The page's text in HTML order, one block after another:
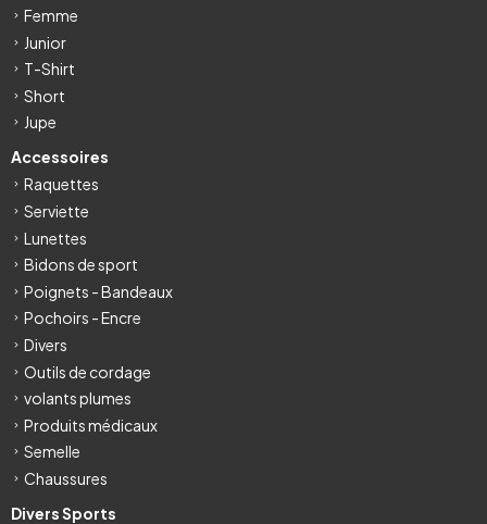
Femme
Junior
T-Shirt
Short
Jupe
Accessoires
Raquettes
Serviette
Lunettes
Bidons de sport
Poignets - Bandeaux
Pochoirs - Encre
Divers
Outils de cordage
volants plumes
Produits médicaux
Semelle
Chaussures
Divers Sports